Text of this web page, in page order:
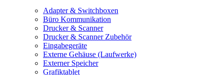
Adapter & Switchboxen
Büro Kommunikation
Drucker & Scanner
Drucker & Scanner Zubehör
Eingabegeräte
Externe Gehäuse (Laufwerke)
Externer Speicher
Grafiktablet